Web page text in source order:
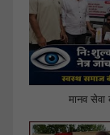
मानव